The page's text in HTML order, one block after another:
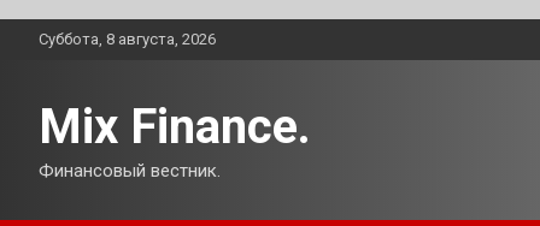
ПерейтиСуббота, 8 августа, 2026
Mix Finance.
Финансовый вестник.